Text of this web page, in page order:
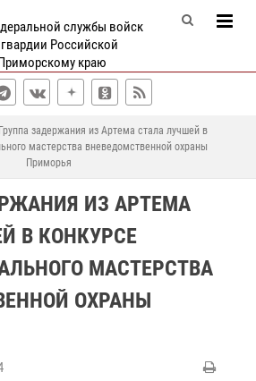
службы войск
Российской
краю
Группа задержания из Артема стала лучшей в
мастерства вневедомственной охраны
Приморья
ИЗ АРТЕМА
В КОНКУРСЕ
МАСТЕРСТВА
ОХРАНЫ